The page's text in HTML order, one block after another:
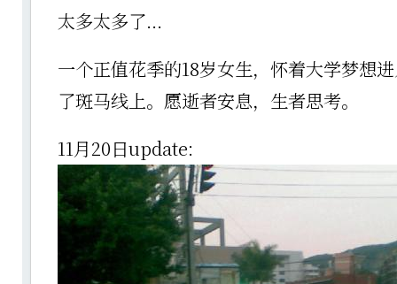
太多太多了...
一个正值花季的18岁女生，怀着大学梦想
了斑马线上。愿逝者安息，生者思考。
11月20日update: